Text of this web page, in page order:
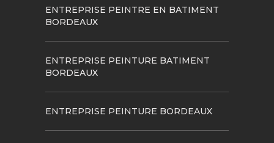
ENTREPRISE PEINTRE EN BATIMENT
BORDEAUX
ENTREPRISE PEINTURE BATIMENT
BORDEAUX
ENTREPRISE PEINTURE BORDEAUX